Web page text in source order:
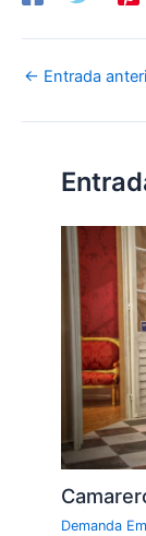
← Entrada
Demanda